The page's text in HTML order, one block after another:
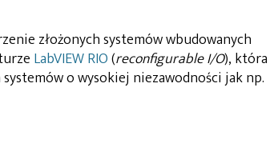
złożonych systemów wbudowanych
LabVIEW RIO(reconfigurable I/O), która
o wysokiej niezawodności jak np.